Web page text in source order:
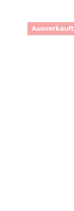
Ausverkauft